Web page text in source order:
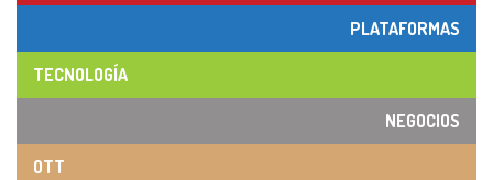
PLATAFORMAS
TECNOLOGÍA
NEGOCIOS
OTT